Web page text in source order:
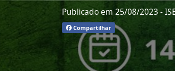
Publicado em 25/08/2023-
Compartilhar